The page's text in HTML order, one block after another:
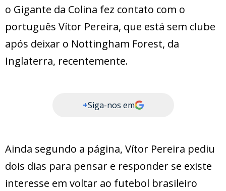
o Gigante da Colina fez contato com o
português Vítor Pereira, que está sem clube
após deixar o Nottingham Forest, da
Inglaterra, recentemente.
+Siga-nos em
Ainda segundo a página, Vítor Pereira pediu
dois dias para pensar e responder se existe
interesse em voltar ao futebol brasileiro